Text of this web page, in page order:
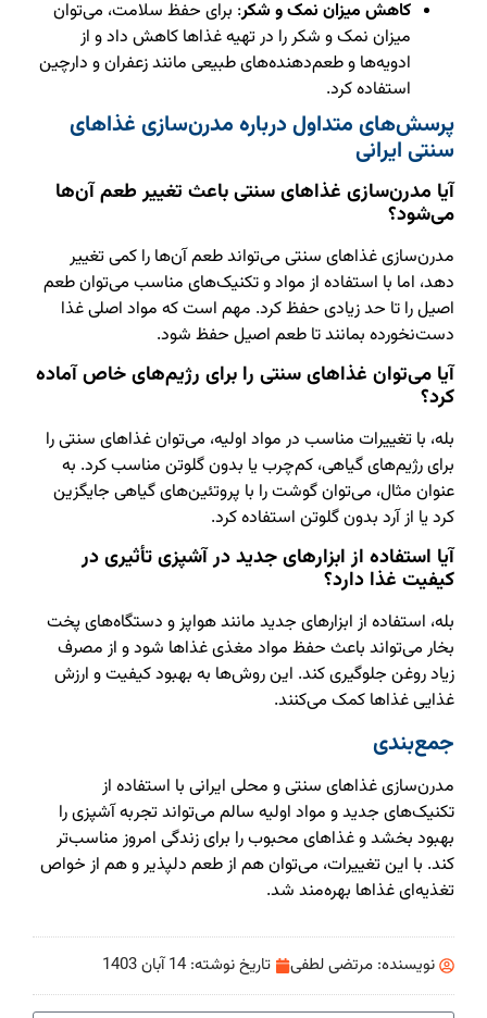
کاهش میزان نمک و شکر: برای حفظ سلامت، می‌توان
میزان نمک و شکر را در تهیه غذاها کاهش داد و از
ادویه‌ها و طعم‌دهنده‌های طبیعی مانند زعفران و دارچین
استفاده کرد.
پرسش‌های متداول درباره مدرن‌سازی غذاهای
سنتی ایرانی
آیا مدرن‌سازی غذاهای سنتی باعث تغییر طعم آن‌ها
می‌شود؟
مدرن‌سازی غذاهای سنتی می‌تواند طعم آن‌ها را کمی تغییر
دهد، اما با استفاده از مواد و تکنیک‌های مناسب می‌توان طعم
اصیل را تا حد زیادی حفظ کرد. مهم است که مواد اصلی غذا
دست‌نخورده بمانند تا طعم اصیل حفظ شود.
آیا می‌توان غذاهای سنتی را برای رژیم‌های خاص آماده
کرد؟
بله، با تغییرات مناسب در مواد اولیه، می‌توان غذاهای سنتی را
برای رژیم‌های گیاهی، کم‌چرب یا بدون گلوتن مناسب کرد. به
عنوان مثال، می‌توان گوشت را با پروتئین‌های گیاهی جایگزین
کرد یا از آرد بدون گلوتن استفاده کرد.
آیا استفاده از ابزارهای جدید در آشپزی تأثیری در
کیفیت غذا دارد؟
بله، استفاده از ابزارهای جدید مانند هواپز و دستگاه‌های پخت
بخار می‌تواند باعث حفظ مواد مغذی غذاها شود و از مصرف
زیاد روغن جلوگیری کند. این روش‌ها به بهبود کیفیت و ارزش
غذایی غذاها کمک می‌کنند.
جمع‌بندی
مدرن‌سازی غذاهای سنتی و محلی ایرانی با استفاده از
تکنیک‌های جدید و مواد اولیه سالم می‌تواند تجربه آشپزی را
بهبود بخشد و غذاهای محبوب را برای زندگی امروز مناسب‌تر
کند. با این تغییرات، می‌توان هم از طعم دلپذیر و هم از خواص
تغذیه‌ای غذاها بهره‌مند شد.
نویسنده: مرتضی لطفی تاریخ نوشته: 14 آبان 1403